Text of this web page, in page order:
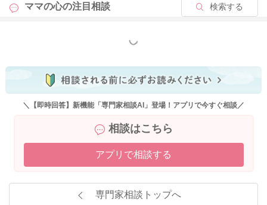
ママの心の注目相談 検索する
もっと見る
＼【即時回答】新機能「専門家相談AI」登場！アプリで今すぐ相談／
相談はこちら
アプリで相談する
専門家相談トップへ